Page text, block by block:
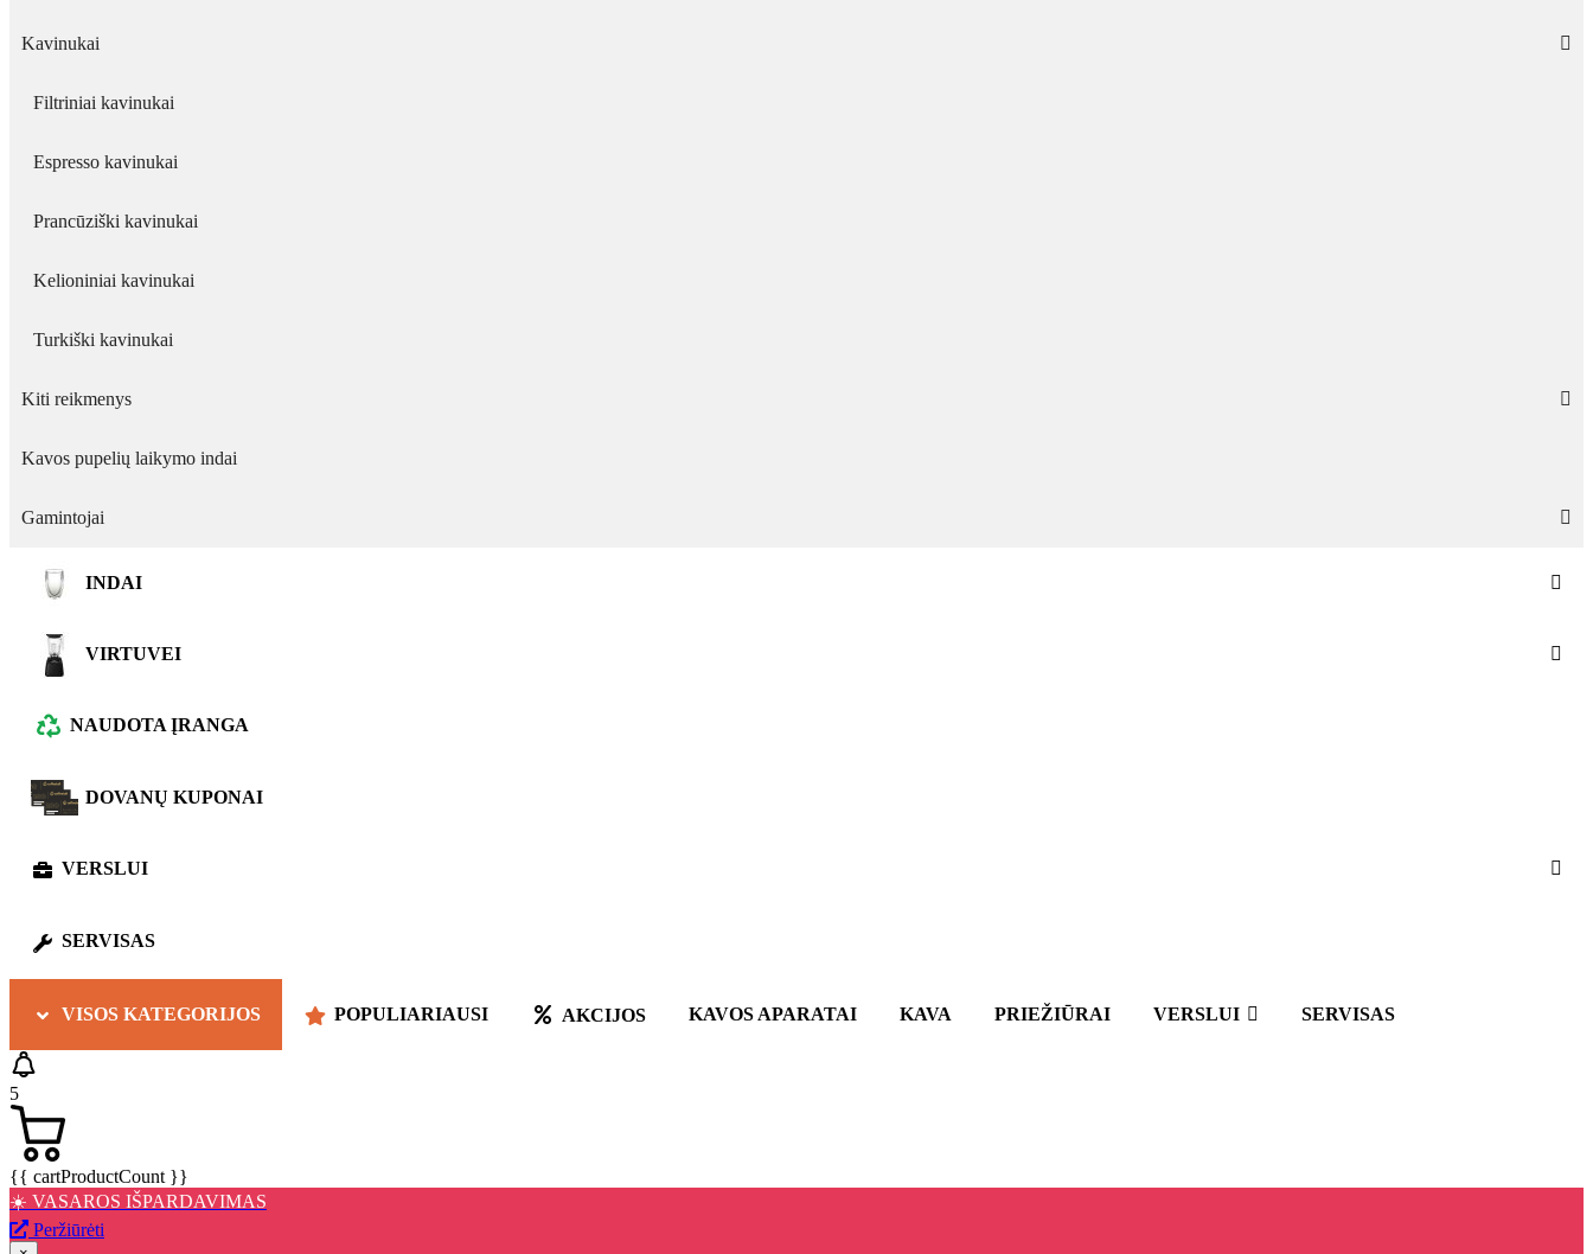
Kavinukai
Filtriniai kavinukai
Espresso kavinukai
Prancūziški kavinukai
Kelioniniai kavinukai
Turkiški kavinukai
Kiti reikmenys
Kavos pupelių laikymo indai
Gamintojai
INDAI
VIRTUVEI
NAUDOTA ĮRANGA
DOVANŲ KUPONAI
VERSLUI
SERVISAS
VISOS KATEGORIJOS POPULIARIAUSI AKCIJOS KAVOS APARATAI KAVA PRIEŽIŪRAI VERSLUI SERVISAS
5
{{ cartProductCount }}
☀️ VASAROS IŠPARDAVIMAS
Peržiūrėti